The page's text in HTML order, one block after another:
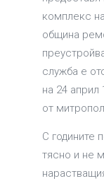
комплекс
община
служба е
на 24 април
от
С годините
тясно и не